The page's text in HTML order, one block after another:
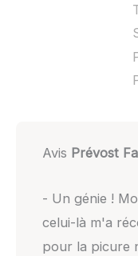
Avis Prévost
- Un génie !
celui-là m'a
pour la picure